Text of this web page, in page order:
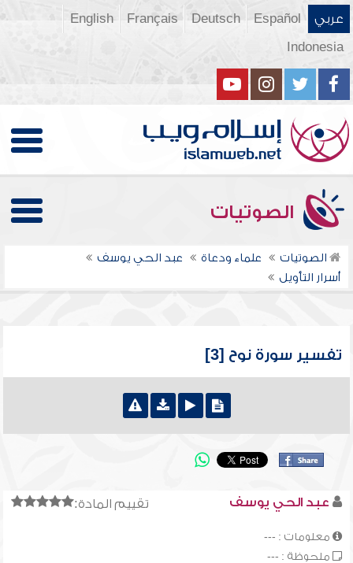
عربي Español
Deutsch
Français
English
Indonesia
الصوتيات
الصوتيات علماء ودعاة
عبد الحي يوسف
أسرار التأويل
تفسير سورة نوح [3]
تقييم المادة: عبد الحي يوسف
معلومات : ---
ملحوظة : ---